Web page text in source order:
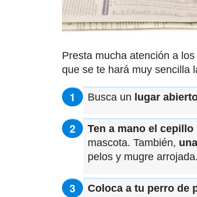
Presta mucha atención a
que se te hará muy sencilla
Busca un lugar
Ten a mano el cepillo
mascota. También,
pelos y mugre arrojada.
Coloca a tu perro de